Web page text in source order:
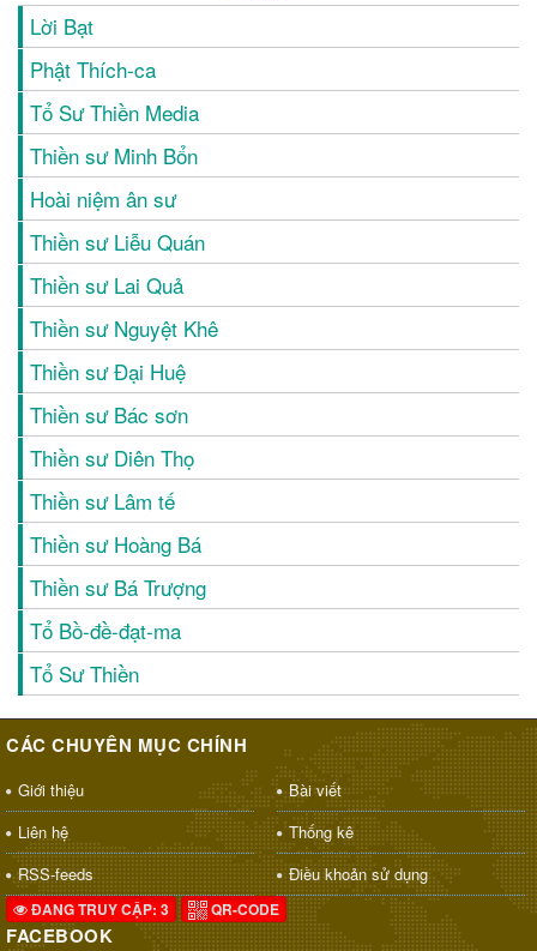
Lời Bạt
Phật Thích-ca
Tổ Sư Thiền Media
Thiền sư Minh Bổn
Hoài niệm ân sư
Thiền sư Liễu Quán
Thiền sư Lai Quả
Thiền sư Nguyệt Khê
Thiền sư Đại Huệ
Thiền sư Bác sơn
Thiền sư Diên Thọ
Thiền sư Lâm tế
Thiền sư Hoàng Bá
Thiền sư Bá Trượng
Tổ Bồ-đề-đạt-ma
Tổ Sư Thiền
CÁC CHUYÊN MỤC CHÍNH
Giới thiệu
Bài viết
Liên hệ
Thống kê
RSS-feeds
Điều khoản sử dụng
ĐANG TRUY CẬP: 3 QR-CODE
FACEBOOK